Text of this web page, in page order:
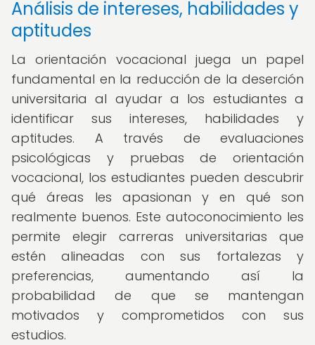
Análisis de intereses, habilidades y
aptitudes
La orientación vocacional juega un papel
fundamental en la reducción de la deserción
universitaria al ayudar a los estudiantes a
identificar sus intereses, habilidades y
aptitudes. A través de evaluaciones
psicológicas y pruebas de orientación
vocacional, los estudiantes pueden descubrir
qué áreas les apasionan y en qué son
realmente buenos. Este autoconocimiento les
permite elegir carreras universitarias que
estén alineadas con sus fortalezas y
preferencias, aumentando así la
probabilidad de que se mantengan
motivados y comprometidos con sus
estudios.